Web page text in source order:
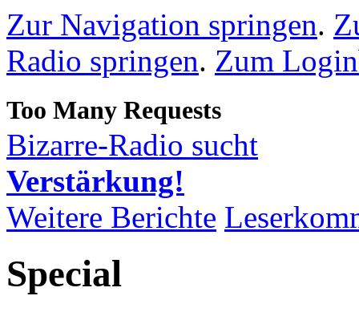
Zur Navigation springen.
Radio springen. Zum
Bizarre-Radio sucht
Verstärkung!
Weitere Berichte
Special